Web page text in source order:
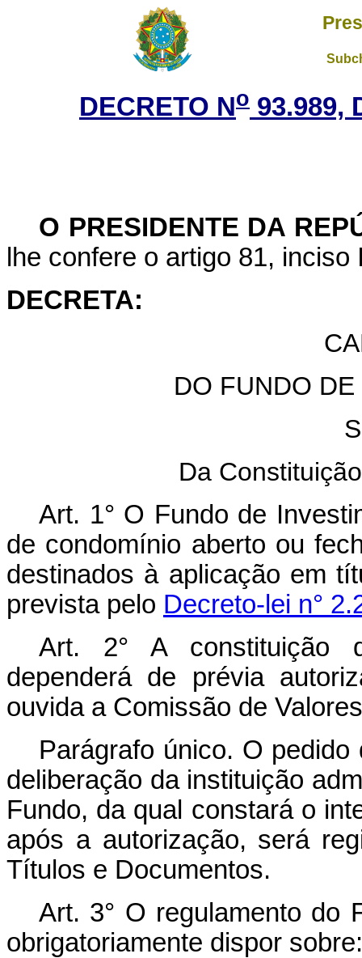
DECRETO No 93.989,
O PRESIDENTE DA
lhe confere o artigo 81,
DECRETA:
DO FUNDO
Da
Art. 1° O Fundo de
de condomínio aberto ou
destinados à aplicação em
prevista pelo Decreto-lei n°
Art. 2° A constituição
dependerá de prévia
ouvida a Comissão de
Parágrafo único. O
deliberação da instituição
Fundo, da qual constará o
após a autorização, será
Títulos e Documentos.
Art. 3° O regulamento do
obrigatoriamente dispor sobre: